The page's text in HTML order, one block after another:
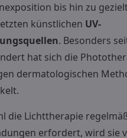
bis hin zu
künstlichen UV-
. Besonders
hat sich die
dermatologischen
die Lichttherapie
erfordert, wird sie